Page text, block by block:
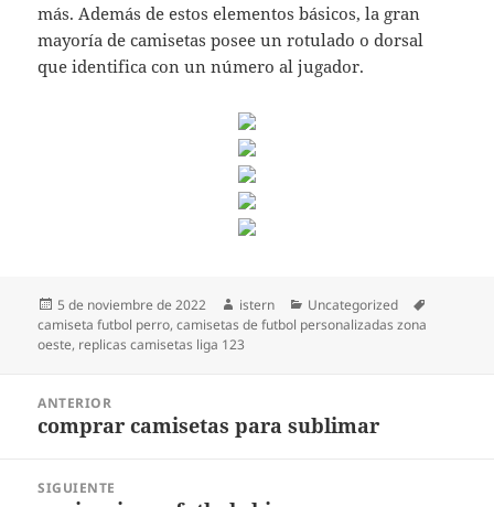
más. Además de estos elementos básicos, la gran
mayoría de camisetas posee un rotulado o dorsal
que identifica con un número al jugador.
Publicado
el
5 de noviembre de 2022 Autor
istern Categorías
Uncategorized
camiseta futbol perro,camisetas de futbol personalizadas zona
oeste, replicas camisetas liga 123
entradas
ANTERIOR
Entrada
comprar camisetas para sublimar
SIGUIENTE